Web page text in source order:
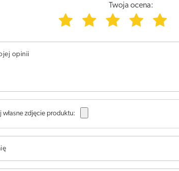
Twoja ocena:
opinii
własne zdjęcie produktu: